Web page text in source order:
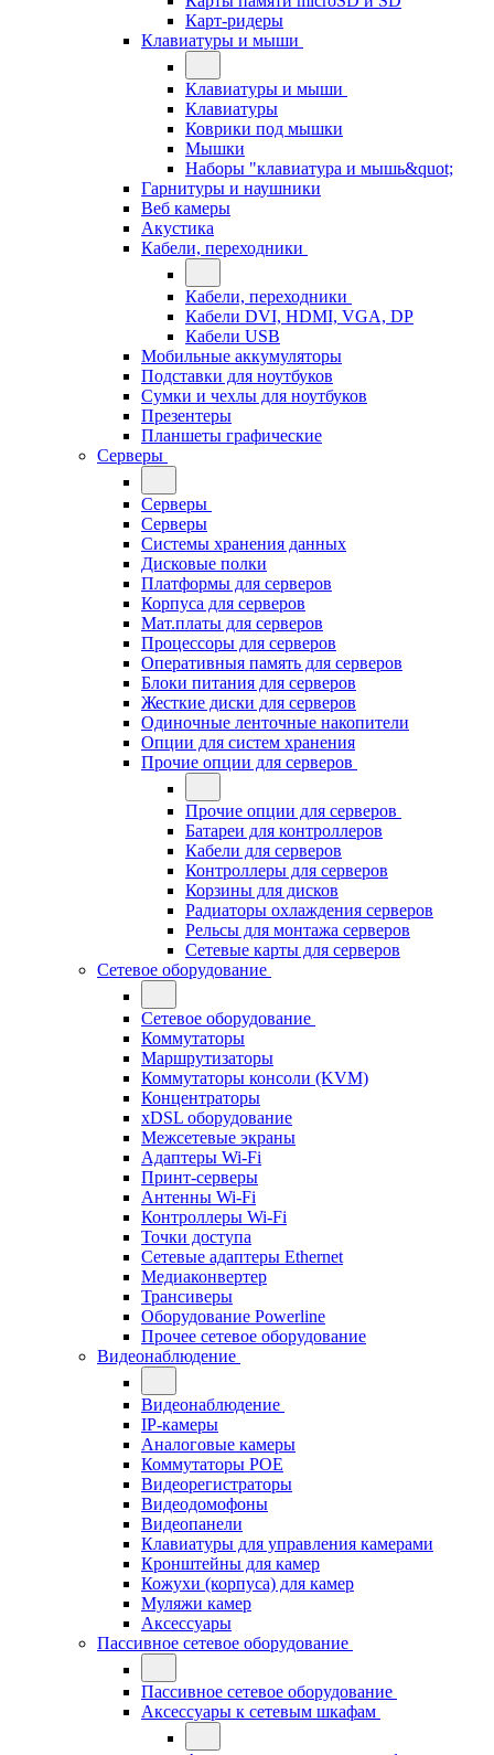
Карт-ридеры
Клавиатуры и мыши
Клавиатуры и мыши
Клавиатуры
Коврики под мышки
Мышки
Наборы "клавиатура и мышь&quot;
Гарнитуры и наушники
Веб камеры
Акустика
Кабели, переходники
Кабели, переходники
Кабели DVI, HDMI, VGA, DP
Кабели USB
Мобильные аккумуляторы
Подставки для ноутбуков
Сумки и чехлы для ноутбуков
Презентеры
Планшеты графические
Серверы
Серверы
Серверы
Системы хранения данных
Дисковые полки
Платформы для серверов
Корпуса для серверов
Мат.платы для серверов
Процессоры для серверов
Оперативныя память для серверов
Блоки питания для серверов
Жесткие диски для серверов
Одиночные ленточные накопители
Опции для систем хранения
Прочие опции для серверов
Прочие опции для серверов
Батареи для контроллеров
Кабели для серверов
Контроллеры для серверов
Корзины для дисков
Радиаторы охлаждения серверов
Рельсы для монтажа серверов
Сетевые карты для серверов
Сетевое оборудование
Сетевое оборудование
Коммутаторы
Маршрутизаторы
Коммутаторы консоли (KVM)
Концентраторы
xDSL оборудование
Межсетевые экраны
Адаптеры Wi-Fi
Принт-серверы
Антенны Wi-Fi
Контроллеры Wi-Fi
Точки доступа
Сетевые адаптеры Ethernet
Медиаконвертер
Трансиверы
Оборудование Powerline
Прочее сетевое оборудование
Видеонаблюдение
Видеонаблюдение
IP-камеры
Аналоговые камеры
Коммутаторы POE
Видеорегистраторы
Видеодомофоны
Видеопанели
Клавиатуры для управления камерами
Кронштейны для камер
Кожухи (корпуса) для камер
Муляжи камер
Аксессуары
Пассивное сетевое оборудование
Пассивное сетевое оборудование
Аксессуары к сетевым шкафам